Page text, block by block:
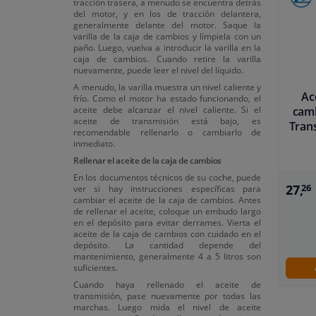
del motor, y en los de tracción delantera,
generalmente delante del motor. Saque la
varilla de la caja de cambios y límpiela con un
paño. Luego, vuelva a introducir la varilla en la
caja de cambios. Cuando retire la varilla
nuevamente, puede leer el nivel del líquido.
A menudo, la varilla muestra un nivel caliente y
frío. Como el motor ha estado funcionando, el
aceite debe alcanzar el nivel caliente. Si el
aceite de transmisión está bajo, es
recomendable rellenarlo o cambiarlo de
inmediato.
Rellenar el aceite de la caja de cambios
En los documentos técnicos de su coche, puede
ver si hay instrucciones específicas para
cambiar el aceite de la caja de cambios. Antes
de rellenar el aceite, coloque un embudo largo
en el depósito para evitar derrames. Vierta el
aceite de la caja de cambios con cuidado en el
depósito. La cantidad depende del
mantenimiento, generalmente 4 a 5 litros son
suficientes.
Cuando haya rellenado el aceite de
transmisión, pase nuevamente por todas las
marchas. Luego mida el nivel de aceite
27,26